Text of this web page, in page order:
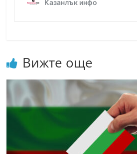
Вижте още